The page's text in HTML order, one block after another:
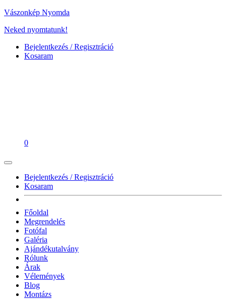
Vászonkép Nyomda
Neked nyomtatunk!
Bejelentkezés / Regisztráció
Kosaram
0
Bejelentkezés / Regisztráció
Kosaram
Főoldal
Megrendelés
Fotófal
Galéria
Ajándékutalvány
Rólunk
Árak
Vélemények
Blog
Montázs